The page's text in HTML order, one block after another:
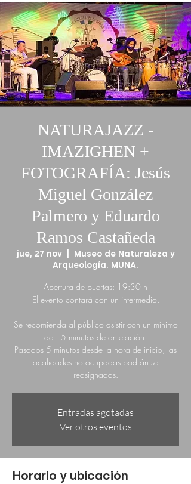
NATURAJAZZ -
IMAZIGHEN +
FOTOGRAFÍA: Jesús
Miguel González
Palmero y Eduardo
Ramos Castañeda
jue, 27 nov
Museo de Naturaleza y
Arqueología. MUNA.
Apertura de puertas: 19:30 h
El evento contará con un intermedio.
Se recomienda al público asistir con un mínimo
de 15 minutos de antelación.
Pasados 5 minutos desde la hora de inicio, las
localidades no ocupadas podrán ser
reasignadas.
Entradas agotadas
Ver otros eventos
Horario y ubicación